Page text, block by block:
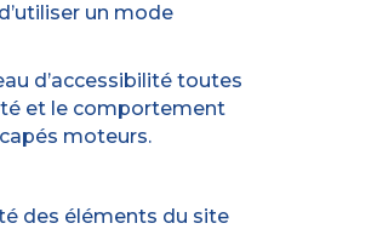
un mode
d’accessibilité toutes
et le comportement
moteurs.
des éléments du site